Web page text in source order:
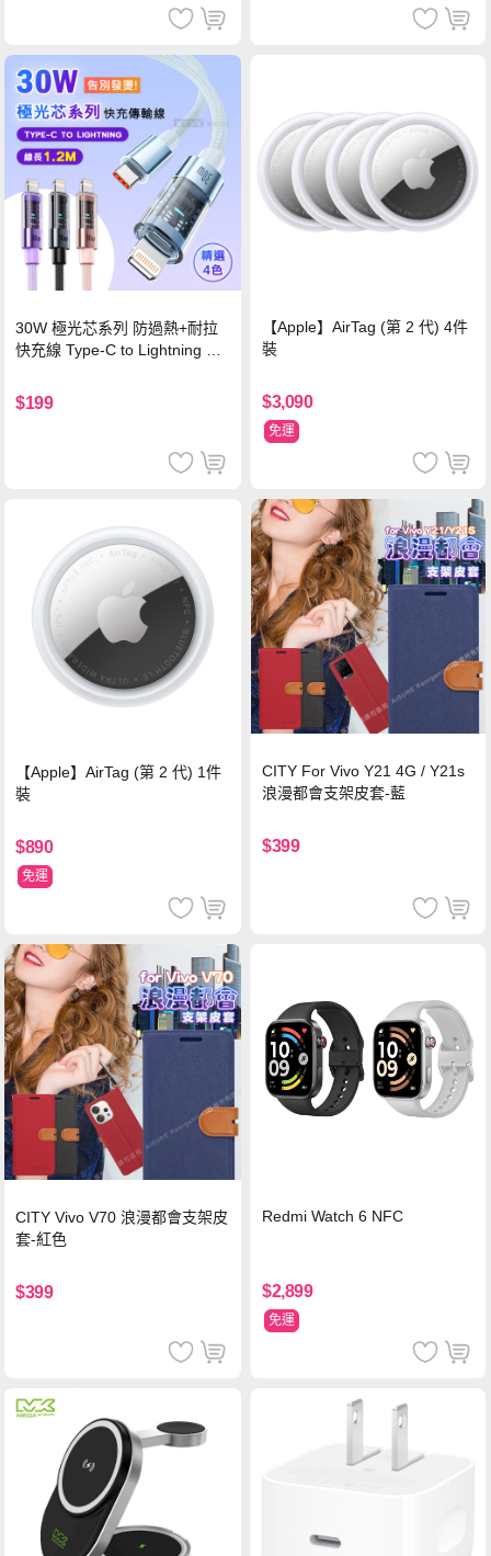
30W 極光芯系列 防過熱+耐拉
快充線 Type-C to Lightning 傳
$199
【Apple】AirTag (第 2 代) 4件
裝
$3,090
免運
【Apple】AirTag (第 2 代) 1件
裝
$890
免運
CITY For Vivo Y21 4G / Y21s
浪漫都會支架皮套-藍
$399
CITY Vivo V70 浪漫都會支架皮
套-紅色
$399
Redmi Watch 6 NFC
$2,899
免運